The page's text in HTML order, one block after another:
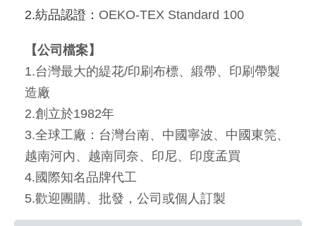
2.紡品認證： OEKO-TEX Standard 100
【公司檔案】
1.台灣最大的緹花/印刷布標、緞帶、印刷帶製
造廠
2.創立於1982年
3.全球工廠：台灣台南、中國寧波、中國東筦、
越南河內、越南同奈、印尼、 印度孟買
4.國際知名品牌代工
5.歡迎團購、批發，公司或個人訂製